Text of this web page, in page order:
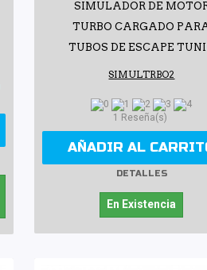
SIMULADOR DE
TURBO CARGADO
TUBOS DE ESCAPE
SIMULTRBO2
1 Reseña(s)
AÑADIR AL
DETALLES
En Existencia